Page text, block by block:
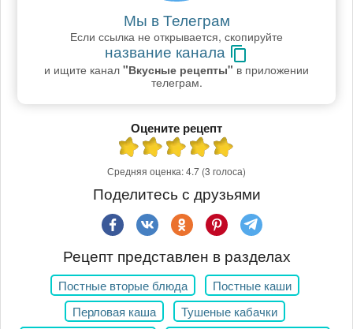
Мы в Телеграм
Если ссылка не открывается, скопируйте
название канала
и ищите канал "Вкусные рецепты" в приложении
телеграм.
Оцените рецепт
Средняя оценка:4.7 (3 голоса)
Поделитесь с друзьями
Рецепт представлен в разделах
Постные вторые блюда
Постные каши
Перловая каша
Тушеные кабачки